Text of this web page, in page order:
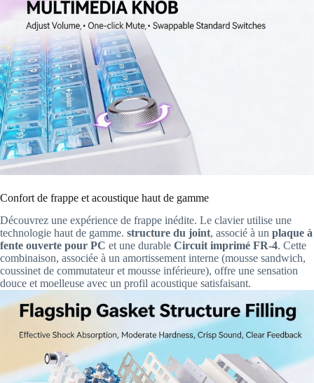
Confort de frappe et acoustique haut de gamme
Découvrez une expérience de frappe inédite. Le clavier utilise une
technologie haut de gamme. structure du joint, associé à un plaque à
fente ouverte pour PC et une durable Circuit imprimé FR-4. Cette
combinaison, associée à un amortissement interne (mousse sandwich,
coussinet de commutateur et mousse inférieure), offre une sensation
douce et moelleuse avec un profil acoustique satisfaisant.